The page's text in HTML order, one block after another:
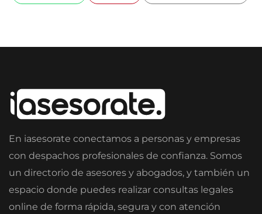
En iasesorate conectamos a personas y empresas
con despachos profesionales de confianza. Somos
un directorio de asesores y abogados, y también un
espacio donde puedes realizar consultas legales
online de forma rápida, segura y con atención